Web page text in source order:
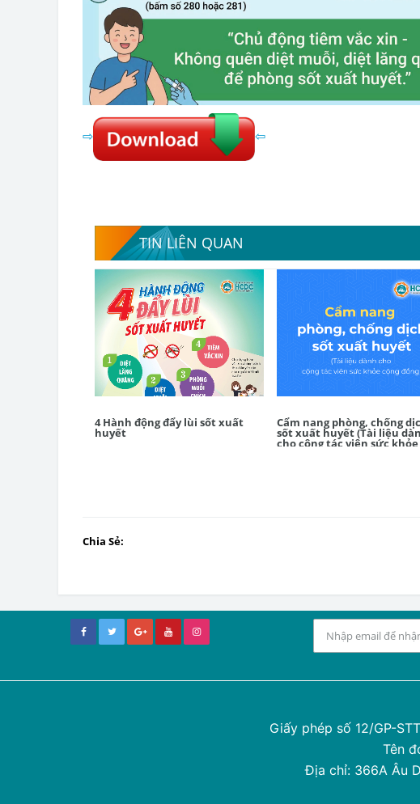
⇨ ⇦
TIN LIÊN QUAN
4 Hành động đẩy lùi sốt xuất
huyết
Cẩm nang phòng, chống
sốt xuất huyết (Tài liệu
cho cộng tác viên sức
Chia Sẻ:
Giấy phép số 12/GP-
Tên
Địa chỉ: 366A Âu